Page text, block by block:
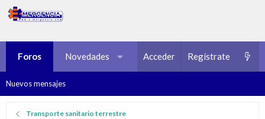
Foros Novedades Multimedia Recursos
Acceder Regístrate
Nuevos mensajes
Transporte sanitario terrestre